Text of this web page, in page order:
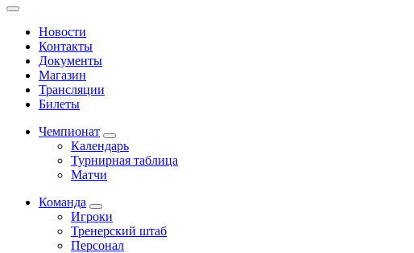
Новости
Контакты
Документы
Магазин
Трансляции
Билеты
Чемпионат
Календарь
Турнирная таблица
Матчи
Команда
Игроки
Тренерский штаб
Персонал